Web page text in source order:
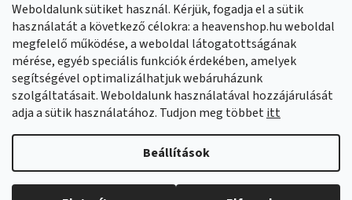
Weboldalunk sütiket használ. Kérjük, fogadja el a sütik
használatát a következő célokra: a heavenshop.hu weboldal
megfelelő működése, a weboldal látogatottságának
mérése, egyéb speciális funkciók érdekében, amelyek
segítségével optimalizálhatjuk webáruházunk
szolgáltatásait. Weboldalunk használatával hozzájárulását
adja a sütik használatához. Tudjon meg többetitt
Beállítások
FacebookHeavenShop.sk
Eredményeink